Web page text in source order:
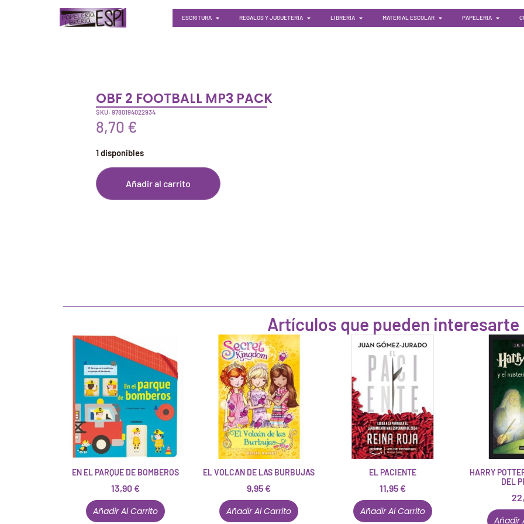
ESCRITURA REGALOS Y JUGUETERÍA LIBRERÍA MATERIAL ESCOLAR PAPELERIA
OBF 2 FOOTBALL MP3 PACK
SKU: 9780194022934
8,70 €
1 disponibles
Añadir al carrito
Artículos que pueden interesarte
EN EL PARQUE DE BOMBEROS
13,90 €
Añadir Al Carrito
EL VOLCAN DE LAS BURBUJAS
9,95 €
Añadir Al Carrito
EL PACIENTE
11,95 €
Añadir Al Carrito
HARRY
DEL
Añadir